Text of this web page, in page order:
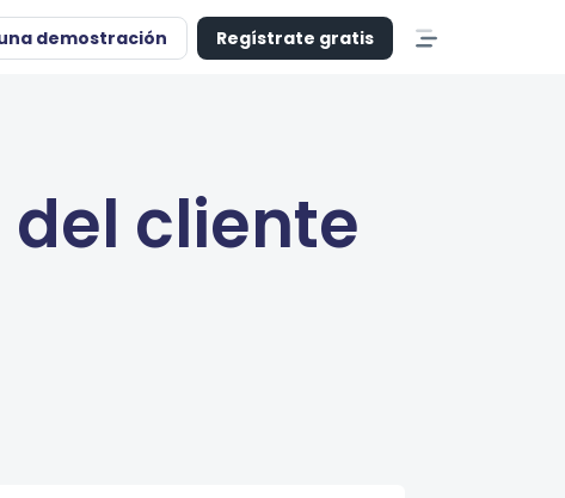
demostración Regístrate gratis
cliente